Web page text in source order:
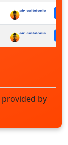
provided by